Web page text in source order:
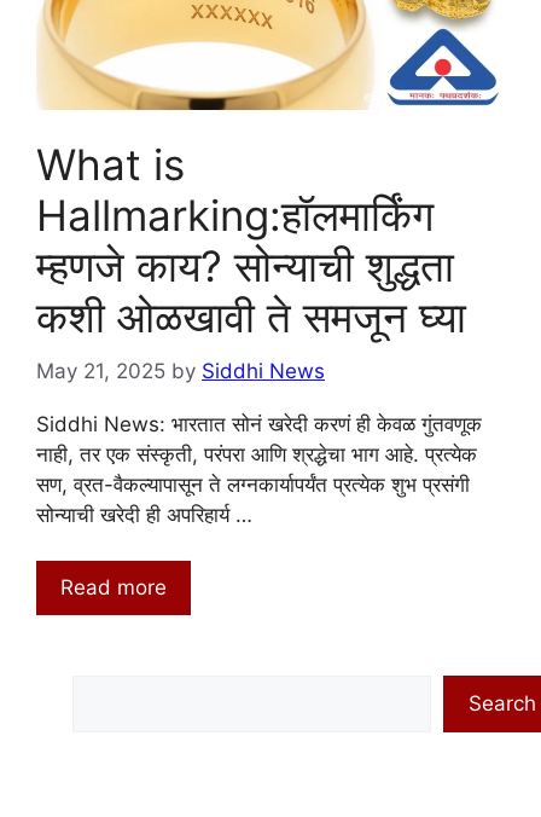
What is
Hallmarking:हॉलमार्किंग
म्हणजे काय? सोन्याची शुद्धता
कशी ओळखावी ते समजून घ्या
May 21, 2025 by Siddhi News
Siddhi News: भारतात सोनं खरेदी करणं ही केवळ गुंतवणूक
नाही, तर एक संस्कृती, परंपरा आणि श्रद्धेचा भाग आहे. प्रत्येक
सण, व्रत-वैकल्यापासून ते लग्नकार्यापर्यंत प्रत्येक शुभ प्रसंगी
सोन्याची खरेदी ही अपरिहार्य …
Read more
Search